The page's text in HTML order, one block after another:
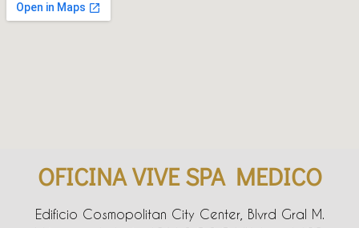
OFICINA VIVE SPA MEDICO
Edificio Cosmopolitan City Center, Blvrd Gral M.